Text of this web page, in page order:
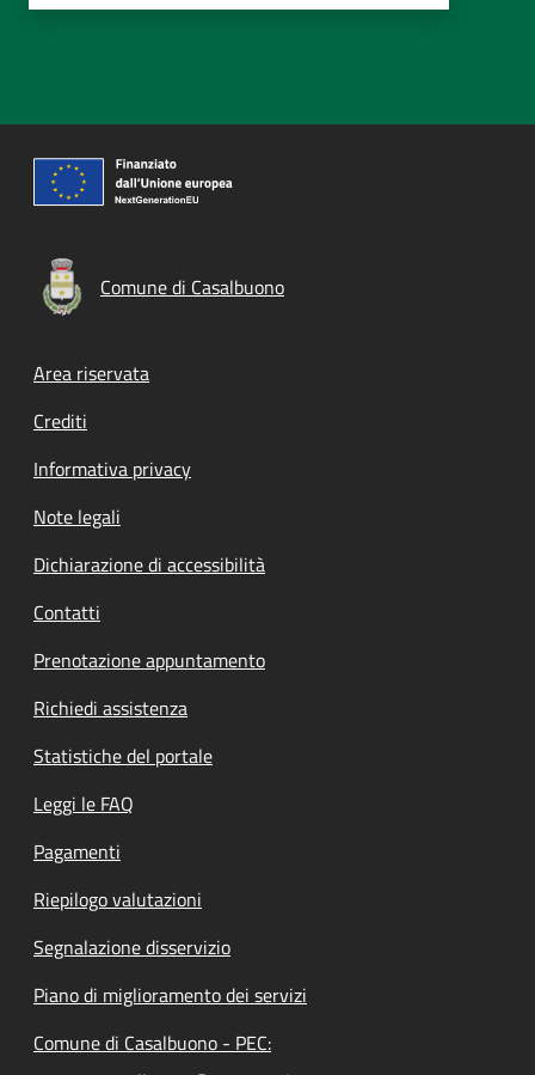
Comune di Casalbuono
Footer menu
Area riservata
Crediti
Informativa privacy
Note legali
Dichiarazione di accessibilità
Contatti
Prenotazione appuntamento
Richiedi assistenza
Statistiche del portale
Leggi le FAQ
Pagamenti
Riepilogo valutazioni
Segnalazione disservizio
Piano di miglioramento dei servizi
Comune di Casalbuono - PEC: